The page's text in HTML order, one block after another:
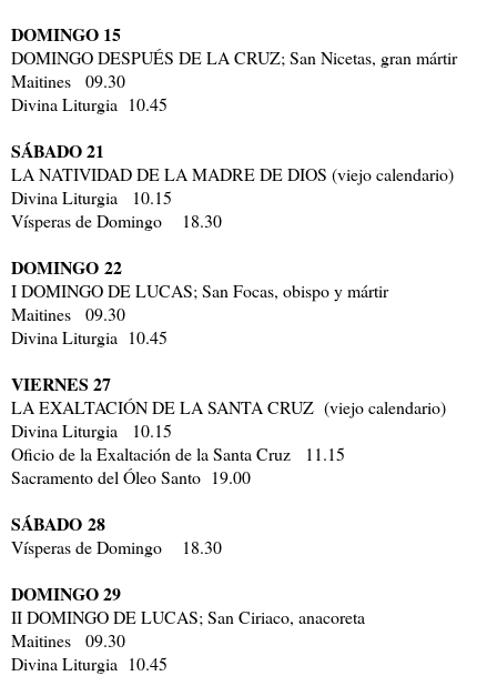
DOMINGO 15
DOMINGO DESPUÉS DE LA CRUZ; San Nicetas, gran mártir
Maitines 09.30
Divina Liturgia 10.45
SÁBADO 21
LA NATIVIDAD DE LA MADRE DE DIOS (viejo calendario)
Divina Liturgia 10.15
Vísperas de Domingo 18.30
DOMINGO 22
I DOMINGO DE LUCAS; San Focas, obispo y mártir
Maitines 09.30
Divina Liturgia 10.45
VIERNES 27
LA EXALTACIÓN DE LA SANTA CRUZ (viejo calendario)
Divina Liturgia 10.15
Oficio de la Exaltación de la Santa Cruz 11.15
Sacramento del Óleo Santo 19.00
SÁBADO 28
Vísperas de Domingo 18.30
DOMINGO 29
II DOMINGO DE LUCAS; San Ciriaco, anacoreta
Maitines 09.30
Divina Liturgia 10.45